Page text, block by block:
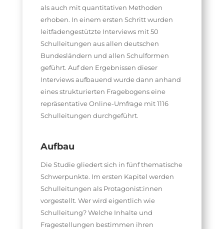
als auch mit quantitativen Methoden
erhoben. In einem ersten Schritt wurden
leitfadengestützte Interviews mit 50
Schulleitungen aus allen deutschen
Bundesländern und allen Schulformen
geführt. Auf den Ergebnissen dieser
Interviews aufbauend wurde dann anhand
eines strukturierten Fragebogens eine
repräsentative Online-Umfrage mit 1116
Schulleitungen durchgeführt.
Aufbau
Die Studie gliedert sich in fünf thematische
Schwerpunkte. Im ersten Kapitel werden
Schulleitungen als Protagonist:innen
vorgestellt. Wer wird eigentlich wie
Schulleitung? Welche Inhalte und
Fragestellungen bestimmen ihren